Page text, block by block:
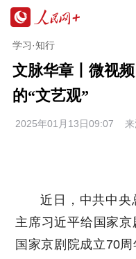
学习·知行
文脉华章丨微视
的“文艺观”
2025年01月13日09:07 来
近日，中共中央
主席习近平给国家
国家京剧院成立70